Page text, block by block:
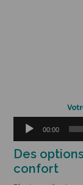
00:00
Des
confort